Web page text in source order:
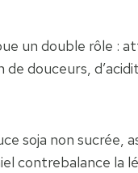
un double rôle :
douceurs,
soja non sucrée,
contrebalance la